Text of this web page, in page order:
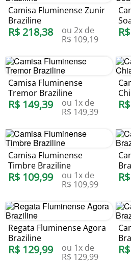
Camisa Fluminense Zunir
Braziline
R$ 218,38 ou 2x de
R$ 109,19
R$
Camisa Fluminense
Tremor Braziline
R$ 149,39 ou 1x de
R$ 149,39
R$
Camisa Fluminense
Timbre Braziline
R$ 109,99 ou 1x de
R$ 109,99
R$
Regata Fluminense Agora
Braziline
R$ 129,99 ou 1x de
R$ 129,99
R$